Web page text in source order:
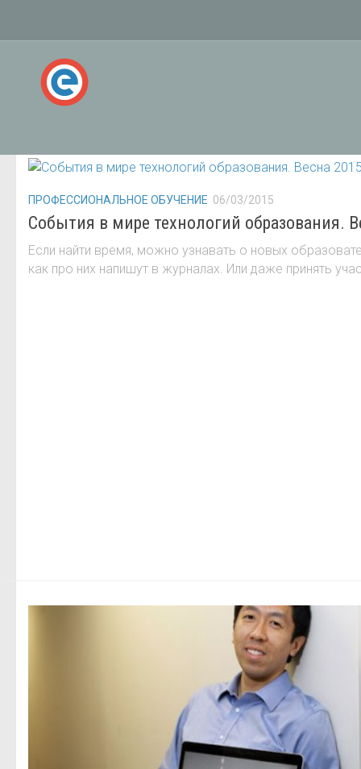
ПРОФЕССИОНАЛЬНОЕ ОБУЧЕНИЕ 06/03/2015
События в мире технологий образования.
Если найти время, можно узнавать о новых
как про них напишут в журналах. Или даже принять